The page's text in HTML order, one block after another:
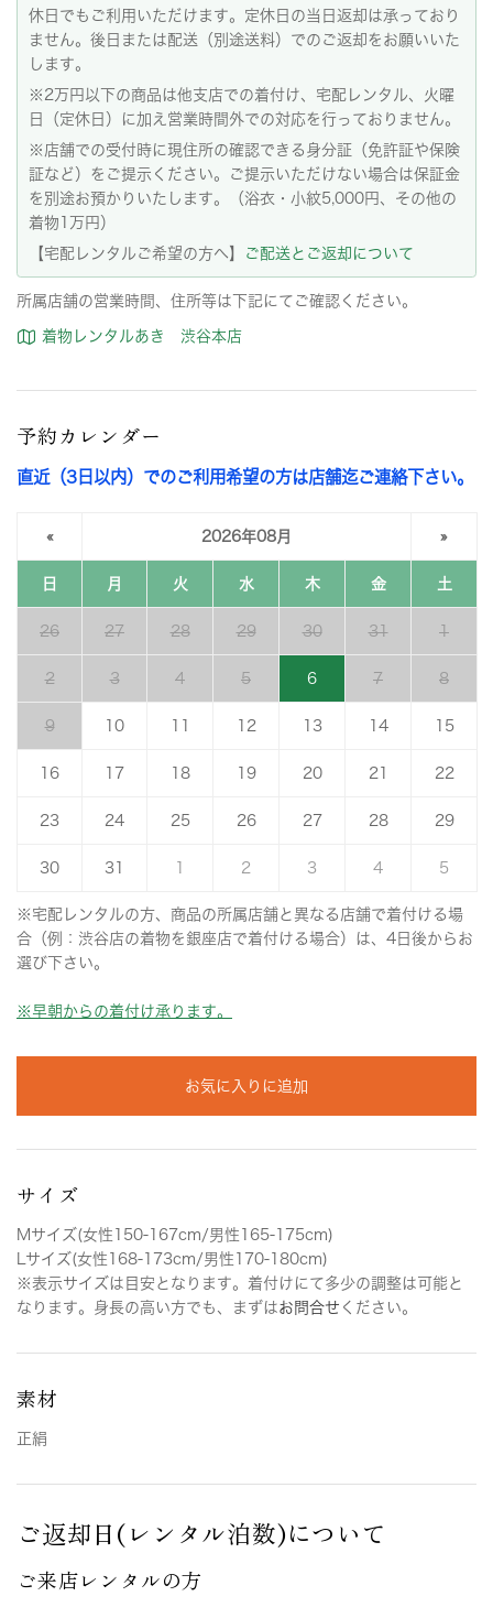
休日でもご利用いただけます。定休日の当日返却は承っており
ません。後日または配送（別途送料）でのご返却をお願いいた
します。
※2万円以下の商品は他支店での着付け、宅配レンタル、火曜
日（定休日）に加え営業時間外での対応を行っておりません。
※店舗での受付時に現住所の確認できる身分証（免許証や保険
証など）をご提示ください。ご提示いただけない場合は保証金
を別途お預かりいたします。（浴衣・小紋5,000円、その他の
着物1万円）
【宅配レンタルご希望の方へ】
ご配送とご返却について
所属店舗の営業時間、住所等は下記にてご確認ください。
着物レンタルあき 渋谷本店
予約カレンダー
直近（3日以内）でのご利用希望の方は店舗迄ご連絡下さい。
« 2026年08月 »
日 月 火 水 木 金 土
26 27 28 29 30 31 1
2 3 4 5 6 7 8
9 10 12 13 14 15
16 17 18 19 20 21 22
23 24 25 26 27 28 29
30 31 2 3 4 5
※宅配レンタルの方、商品の所属店舗と異なる店舗で着付ける場
合（例：渋谷店の着物を銀座店で着付ける場合）は、4日後からお
選び下さい。
※早朝からの着付け承ります。
お気に入りに追加
サイズ
Mサイズ(女性150-167cm/男性165-175cm)
Lサイズ(女性168-173cm/男性170-180cm)
※表示サイズは目安となります。着付けにて多少の調整は可能と
なります。身長の高い方でも、まずはお問合せ ください。
素材
正絹
ご返却日(レンタル泊数)について
ご来店レンタルの方